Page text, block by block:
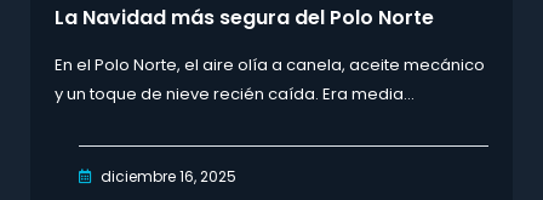
La Navidad más segura del Polo Norte
En el Polo Norte, el aire olía a canela, aceite mecánico
y un toque de nieve recién caída. Era media...
diciembre 16, 2025